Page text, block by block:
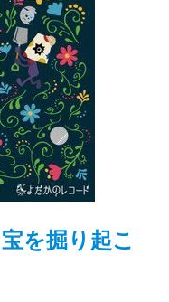
を掘り起こ